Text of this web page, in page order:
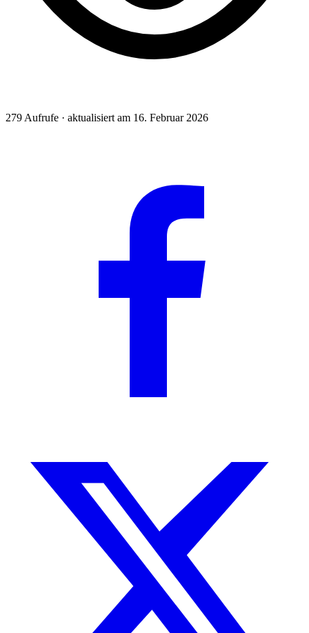
279 Aufrufe · aktualisiert am 16. Februar 2026